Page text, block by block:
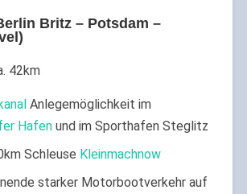
Britz – Potsdam –
42km
Anlegemöglichkeit im
Hafen und im Sporthafen Steglitz
Schleuse Kleinmachnow
starker Motorbootverkehr auf